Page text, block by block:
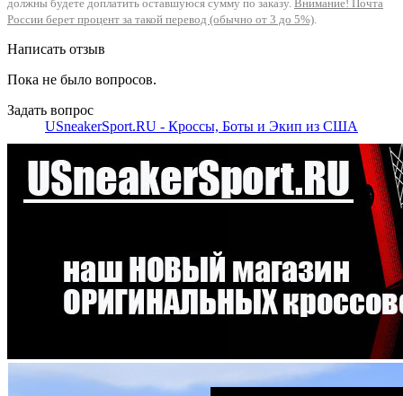
должны будете доплатить оставшуюся сумму по заказу. Внимание! Почта
России берет процент за такой перевод (обычно от 3 до 5%).
Написать отзыв
Пока не было вопросов.
Задать вопрос
USneakerSport.RU - Кроссы, Боты и Экип из США